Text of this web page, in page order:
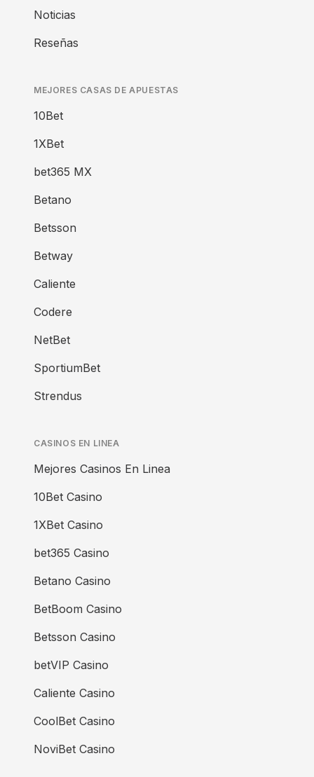
Noticias
Reseñas
MEJORES CASAS DE APUESTAS
10Bet
1XBet
bet365 MX
Betano
Betsson
Betway
Caliente
Codere
NetBet
SportiumBet
Strendus
CASINOS EN LINEA
Mejores Casinos En Linea
10Bet Casino
1XBet Casino
bet365 Casino
Betano Casino
BetBoom Casino
Betsson Casino
betVIP Casino
Caliente Casino
CoolBet Casino
NoviBet Casino